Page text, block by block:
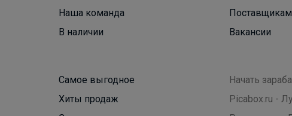
Наша команда
В наличии
Поставщикам
Вакансии
Самое выгодное
Хиты продаж
Начать
Picabox.ru -